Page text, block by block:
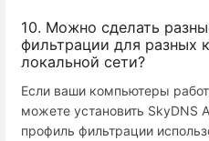
10. Можно сделать
фильтрации для разных
локальной сети?
Если ваши компьютеры
можете установить SkyDNS
профиль фильтрации